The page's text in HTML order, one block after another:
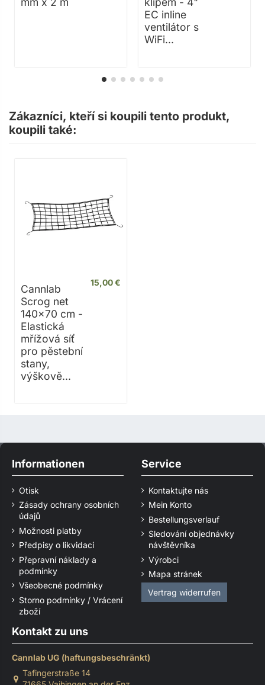
EC inline
ventilátor s
WiFi...
Zákazníci, kteří si koupili tento produkt,
koupili také:
Cannlab
Scrog net
140x70 cm -
Elastická
mřížová síť
pro pěstební
stany,
výškově...
15,00 €
Informationen
Otisk
Zásady ochrany osobních
údajů
Možnosti platby
Předpisy o likvidaci
Přepravní náklady a
podmínky
Všeobecné podmínky
Storno podmínky / Vrácení
zboží
Service
Kontaktujte nás
Mein Konto
Bestellungsverlauf
Sledování objednávky
návštěvníka
Výrobci
Mapa stránek
Vertrag widerrufen
Kontakt zu uns
Cannlab UG (haftungsbeschränkt)
Tafingerstraße 14